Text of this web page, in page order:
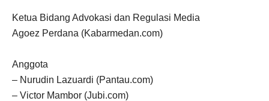
Ketua Bidang Advokasi dan Regulasi Media
Agoez Perdana (Kabarmedan.com)
Anggota
– Nurudin Lazuardi (Pantau.com)
– Victor Mambor (Jubi.com)